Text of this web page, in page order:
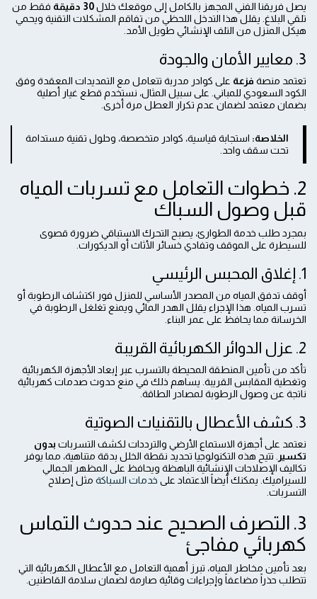
يصل فريقنا الفني المجهز بالكامل إلى موقعك خلال30 دقيقة
فقط من
تلقي البلاغ. يقلل هذا التدخل اللحظي من تفاقم المشكلات التقنية ويحمي
هيكل المنزل من التلف الإنشائي طويل الأمد.
3. معايير الأمان والجودة
تعتمد منصة فزعة على كوادر مدربة تتعامل مع التمديدات المعقدة وفق
الكود السعودي للمباني. على سبيل المثال، نستخدم قطع غيار أصلية
بضمان معتمد لضمان عدم تكرار العطل مرة أخرى.
الخلاصة: استجابة قياسية، كوادر متخصصة، وحلول تقنية مستدامة
تحت سقف واحد.
2. خطوات التعامل مع تسربات المياه
قبل وصول السباك
بمجرد طلب خدمة الطوارئ، يصبح التحرك الاستباقي ضرورة قصوى
للسيطرة على الموقف وتفادي خسائر الأثاث أو الديكورات.
1. إغلاق المحبس الرئيسي
أوقف تدفق المياه من المصدر الأساسي للمنزل فور اكتشاف الرطوبة أو
تسرب المياه. هذا الإجراء يقلل الهدر المائي ويمنع تغلغل الرطوبة في
الخرسانة مما يحافظ على عمر البناء.
2. عزل الدوائر الكهربائية القريبة
تأكد من تأمين المنطقة المحيطة بالتسرب عبر إبعاد الأجهزة الكهربائية
وتغطية المقابس القريبة. يساهم ذلك في منع حدوث صدمات كهربائية
ناتجة عن وصول الرطوبة لمصادر الطاقة.
3. كشف الأعطال بالتقنيات الصوتية
نعتمد على أجهزة الاستماع الأرضي والترددات لكشف التسربات بدون
تكسير
. تتيح هذه التكنولوجيا تحديد نقطة الخلل بدقة متناهية، مما يوفر
تكاليف الإصلاحات الإنشائية الباهظة ويحافظ على المظهر الجمالي
للسيراميك. يمكنك أيضاً الاعتماد على خدمات السباكة مثل إصلاح
التسربات.
3. التصرف الصحيح عند حدوث التماس
كهربائي مفاجئ
بعد تأمين مخاطر المياه، تبرز أهمية التعامل مع الأعطال الكهربائية التي
تتطلب حذراً مضاعفاً وإجراءات وقائية صارمة لضمان سلامة القاطنين.